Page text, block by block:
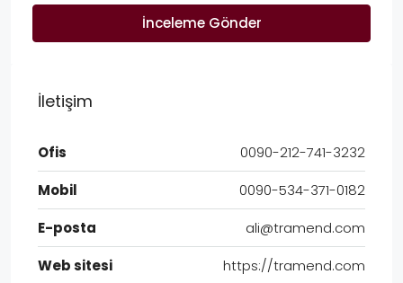
İnceleme Gönder
İletişim
Ofis
0090-212-741-3232
Mobil
0090-534-371-0182
E-posta
ali@tramend.com
Web sitesi
https://tramend.com